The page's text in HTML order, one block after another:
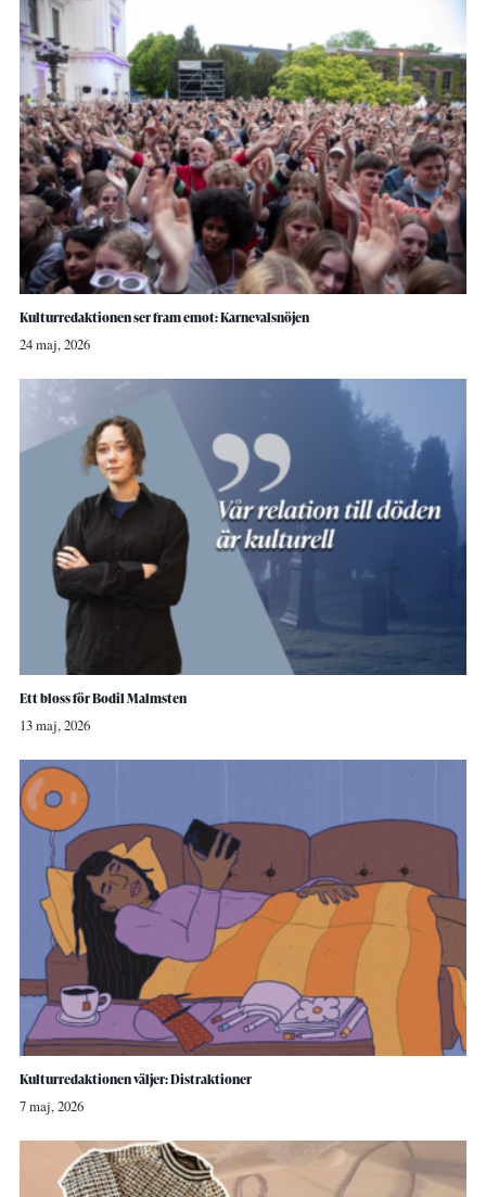
Kulturredaktionen ser fram emot: Karnevalsnöjen
24 maj, 2026
Ett bloss för Bodil Malmsten
13 maj, 2026
Kulturredaktionen väljer: Distraktioner
7 maj, 2026